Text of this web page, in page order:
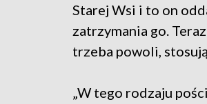
Starej Wsi i to on
zatrzymania go.
trzeba powoli,
„W tego rodzaju